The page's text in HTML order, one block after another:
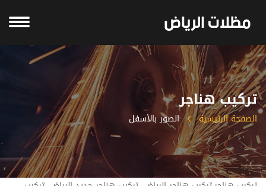
تركيب هناجر
الصفحة الرئيسية الصور بالأسفل